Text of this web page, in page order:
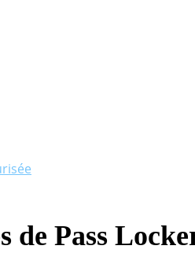
de Pass